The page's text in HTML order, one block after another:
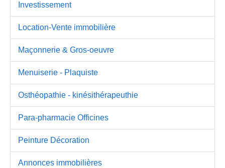
Investissement
Location-Vente immobilière
Maçonnerie & Gros-oeuvre
Menuiserie - Plaquiste
Osthéopathie - kinésithérapeuthie
Para-pharmacie Officines
Peinture Décoration
Annonces immobilières